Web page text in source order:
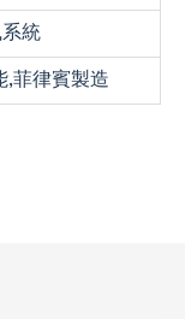
統
,菲律賓製造